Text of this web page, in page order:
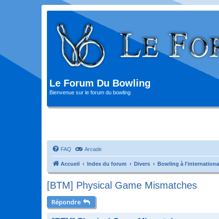
Le Forum Du Bowling
Bienvenue sur le forum du bowling
FAQ Arcade
Accueil Index du forum Divers Bowling à
[BTM] Physical Game Mismatches
Répondre